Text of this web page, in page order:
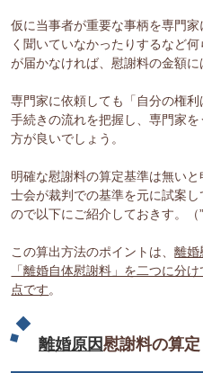
仮に当事者が重要な事柄を専門
く聞いていなかったりするなど
が届かなければ、慰謝料の金額に
専門家に依頼しても「自分の権
手続きの流れを把握し、専門家
方が良いでしょう。
明確な慰謝料の算定基準は無い
士会が裁判での基準を元に試案
ので以下にご紹介しておきす。（
この算出方法のポイントは、離婚
「離婚自体慰謝料」を二つに分
点です。
離婚原因慰謝料の算定